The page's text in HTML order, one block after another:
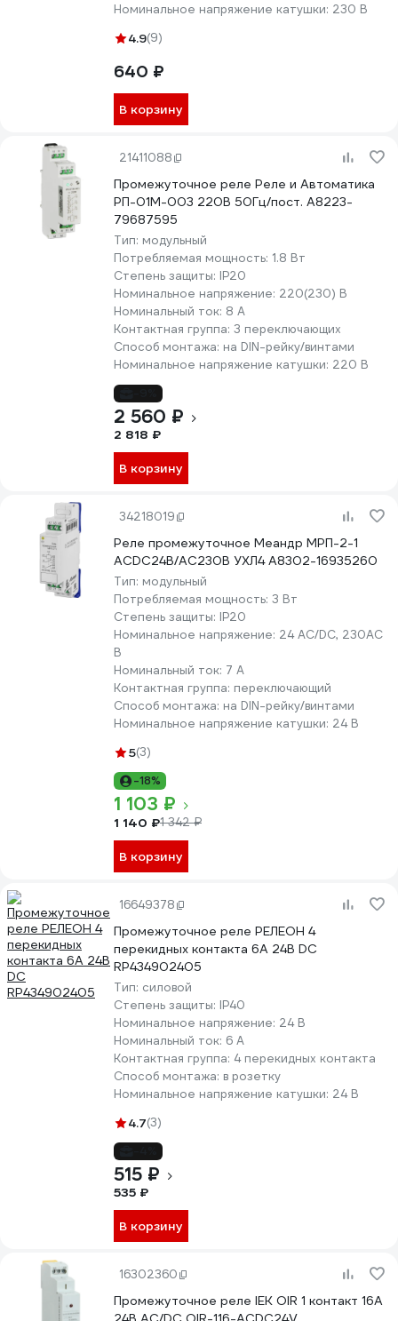
Номинальное напряжение катушки: 230 В
4.9(9)
640 ₽
В корзину
21411088
Промежуточное реле Реле и Автоматика
РП-01М-003 220В 50Гц/пост. A8223-
79687595
Тип: модульный
Потребляемая мощность: 1.8 Вт
Степень защиты: IP20
Номинальное напряжение: 220(230) В
Номинальный ток: 8 А
Контактная группа: 3 переключающих
Способ монтажа: на DIN-рейку/винтами
Номинальное напряжение катушки: 220 В
2 560 ₽
2 818 ₽
В корзину
34218019
Реле промежуточное Меандр МРП-2-1
ACDC24В/AC230В УХЛ4 A8302-16935260
Тип: модульный
Потребляемая мощность: 3 Вт
Степень защиты: IP20
Номинальное напряжение: 24 AC/DC, 230AC
В
Номинальный ток: 7 А
Контактная группа: переключающий
Способ монтажа: на DIN-рейку/винтами
Номинальное напряжение катушки: 24 В
5(3)
-18%
1 103 ₽
1 140 ₽1 342 ₽
В корзину
16649378
Промежуточное реле РЕЛЕОН 4
перекидных контакта 6А 24В DC
RP434902405
Тип: силовой
Степень защиты: IP40
Номинальное напряжение: 24 В
Номинальный ток: 6 А
Контактная группа: 4 перекидных контакта
Способ монтажа: в розетку
Номинальное напряжение катушки: 24 В
4.7(3)
515 ₽
535 ₽
В корзину
16302360
Промежуточное реле IEK OIR 1 контакт 16А